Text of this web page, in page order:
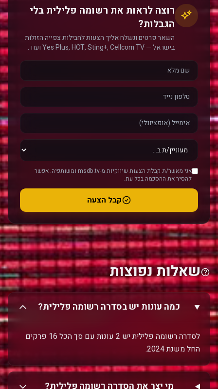
רוצה לראות את רשומה פלילית בלי
הגבלות?
השאר פרטים ונשלח אליך הצעות לחבילות צפייה הזולות
בישראל — Yes Plus, HOT, Sting+, Cellcom TV ועוד.
אני מאשר/ת קבלת הצעות שיווקיות מ-msdb.tv ומשותפיה. אפשר
להסיר את ההסכמה בכל עת.
קבל הצעה
שאלות נפוצות
כמה עונות יש בסדרה רשומה פלילית?
לסדרה רשומה פלילית יש 2 עונות עם סך הכל 16 פרקים
החל משנת 2024.
מי יצר את הסדרה רשומה פלילית?